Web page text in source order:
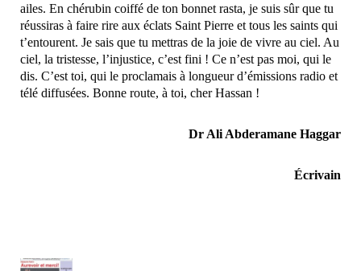
ailes. En chérubin coiffé de ton bonnet rasta, je suis sûr que tu
réussiras à faire rire aux éclats Saint Pierre et tous les saints qui
t’entourent. Je sais que tu mettras de la joie de vivre au ciel. Au
ciel, la tristesse, l’injustice, c’est fini ! Ce n’est pas moi, qui le
dis. C’est toi, qui le proclamais à longueur d’émissions radio et
télé diffusées. Bonne route, à toi, cher Hassan !
Dr Ali Abderamane Haggar
Écrivain